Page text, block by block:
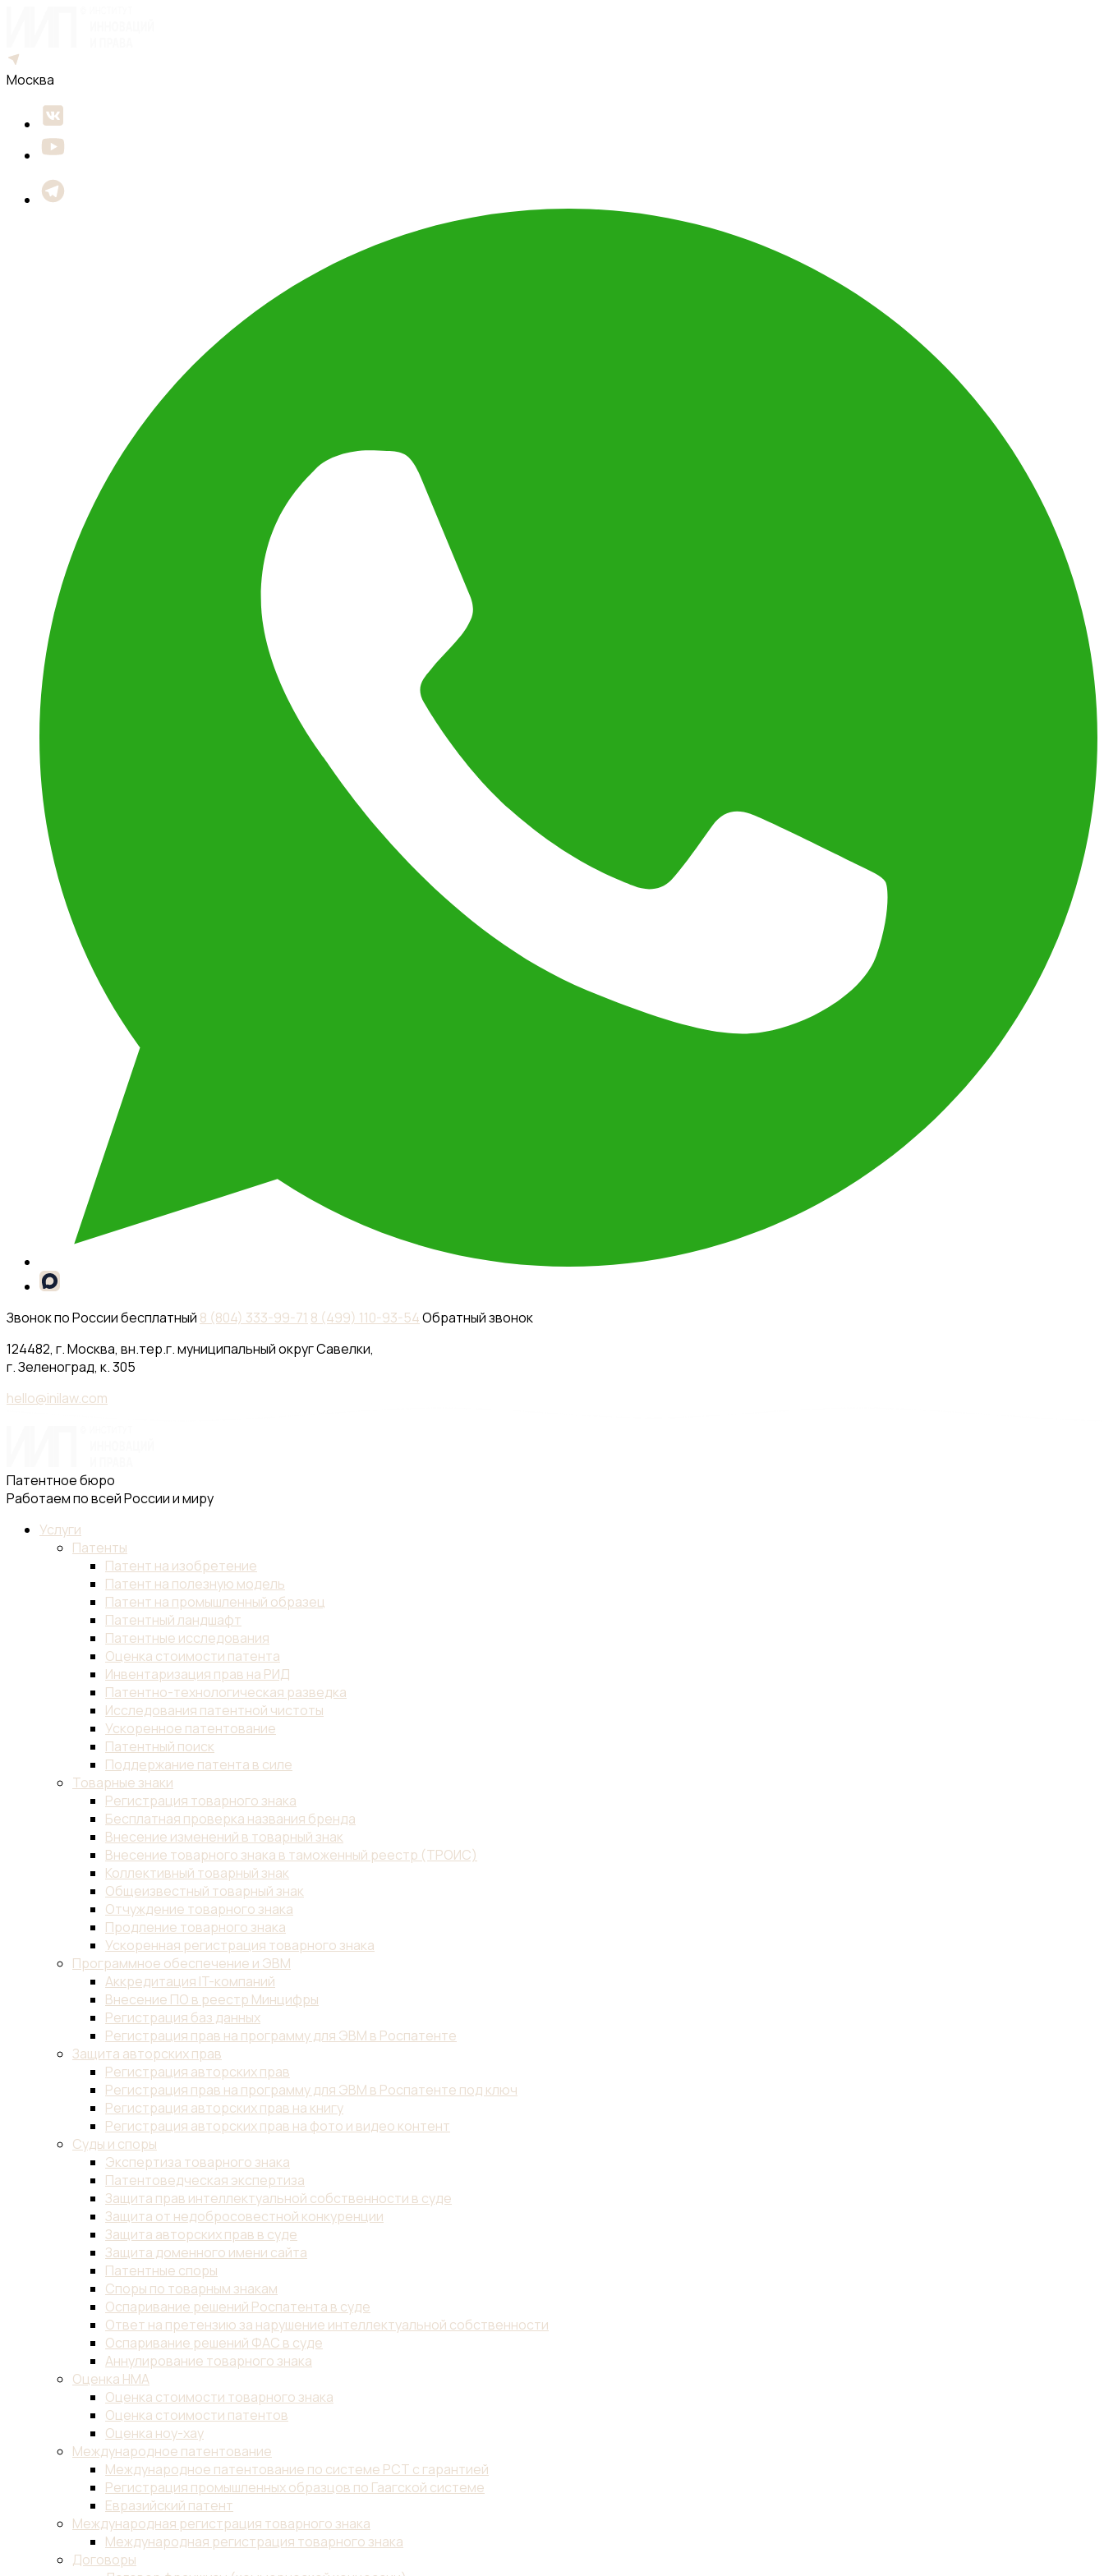
Москва
Звонок по России бесплатный 8 (804) 333-99-71 8 (499) 110-93-54Обратный звонок
124482, г. Москва, вн.тер.г. муниципальный округ Савелки,
г. Зеленоград, к. 305
hello@inilaw.com
Патентное бюро
Работаем по всей России и миру
Услуги
Патенты
Патент на изобретение
Патент на полезную модель
Патент на промышленный образец
Патентный ландшафт
Патентные исследования
Оценка стоимости патента
Инвентаризация прав на РИД
Патентно-технологическая разведка
Исследования патентной чистоты
Ускоренное патентование
Патентный поиск
Поддержание патента в силе
Товарные знаки
Регистрация товарного знака
Бесплатная проверка названия бренда
Внесение изменений в товарный знак
Внесение товарного знака в таможенный реестр (ТРОИС)
Коллективный товарный знак
Общеизвестный товарный знак
Отчуждение товарного знака
Продление товарного знака
Ускоренная регистрация товарного знака
Программное обеспечение и ЭВМ
Аккредитация IT-компаний
Внесение ПО в реестр Минцифры
Регистрация баз данных
Регистрация прав на программу для ЭВМ в Роспатенте
Защита авторских прав
Регистрация авторских прав
Регистрация прав на программу для ЭВМ в Роспатенте под ключ
Регистрация авторских прав на книгу
Регистрация авторских прав на фото и видео контент
Суды и споры
Экспертиза товарного знака
Патентоведческая экспертиза
Защита прав интеллектуальной собственности в суде
Защита от недобросовестной конкуренции
Защита авторских прав в суде
Защита доменного имени сайта
Патентные споры
Споры по товарным знакам
Оспаривание решений Роспатента в суде
Ответ на претензию за нарушение интеллектуальной собственности
Оспаривание решений ФАС в суде
Аннулирование товарного знака
Оценка НМА
Оценка стоимости товарного знака
Оценка стоимости патентов
Оценка ноу-хау
Международное патентование
Международное патентование по системе PCT с гарантией
Регистрация промышленных образцов по Гаагской системе
Евразийский патент
Международная регистрация товарного знака
Международная регистрация товарного знака
Договоры